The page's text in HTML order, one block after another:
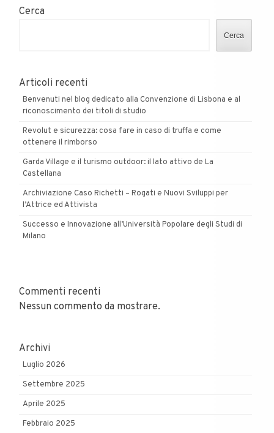
Cerca
Cerca
Articoli recenti
Benvenuti nel blog dedicato alla Convenzione di Lisbona e al
riconoscimento dei titoli di studio
Revolut e sicurezza: cosa fare in caso di truffa e come
ottenere il rimborso
Garda Village e il turismo outdoor: il lato attivo de La
Castellana
Archiviazione Caso Richetti – Rogati e Nuovi Sviluppi per
l’Attrice ed Attivista
Successo e Innovazione all’Università Popolare degli Studi di
Milano
Commenti recenti
Nessun commento da mostrare.
Archivi
Luglio 2026
Settembre 2025
Aprile 2025
Febbraio 2025